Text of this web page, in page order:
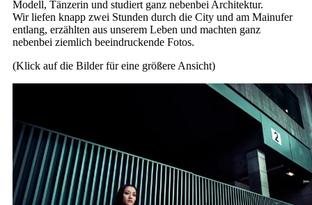
Modell, Tänzerin und studiert ganz nebenbei Architektur.
Wir liefen knapp zwei Stunden durch die City und am Mainufer
entlang, erzählten aus unserem Leben und machten ganz
nebenbei ziemlich beeindruckende Fotos.
(Klick auf die Bilder für eine größere Ansicht)